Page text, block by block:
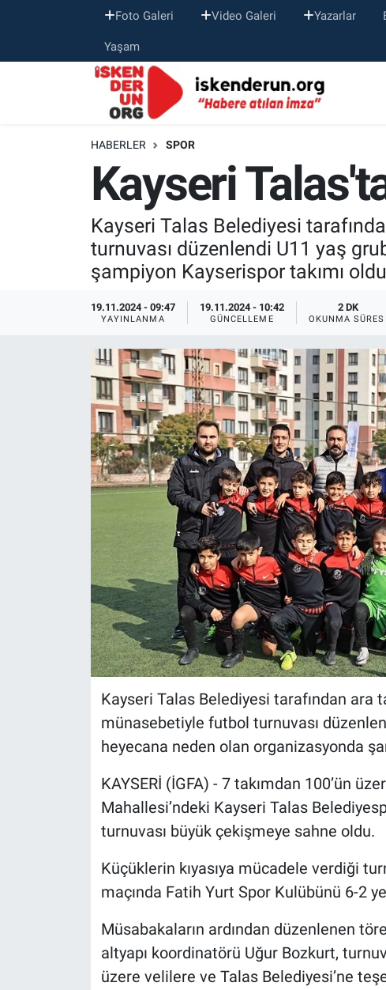
Foto Galeri Video Galeri Yazarlar
Yaşam
HABERLER SPOR
Kayseri
Kayseri Talas Belediyesi
turnuvası düzenlendi U11 yaş
şampiyon Kayserispor takımı oldu
19.11.2024 - 09:47
YAYINLANMA
19.11.2024 - 10:42
GÜNCELLEME
2 DK
OKUNMA SÜRESI
Kayseri Talas Belediyesi tarafından ara
münasebetiyle futbol turnuvası
heyecana neden olan organizasyonda
KAYSERİ (İGFA) - 7 takımdan 100’ün
Mahallesi’ndeki Kayseri Talas
turnuvası büyük çekişmeye sahne oldu.
Küçüklerin kıyasıya mücadele verdiği
maçında Fatih Yurt Spor Kulübünü 6-2
Müsabakaların ardından düzenlenen
altyapı koordinatörü Uğur Bozkurt,
üzere velilere ve Talas Belediyesi’ne